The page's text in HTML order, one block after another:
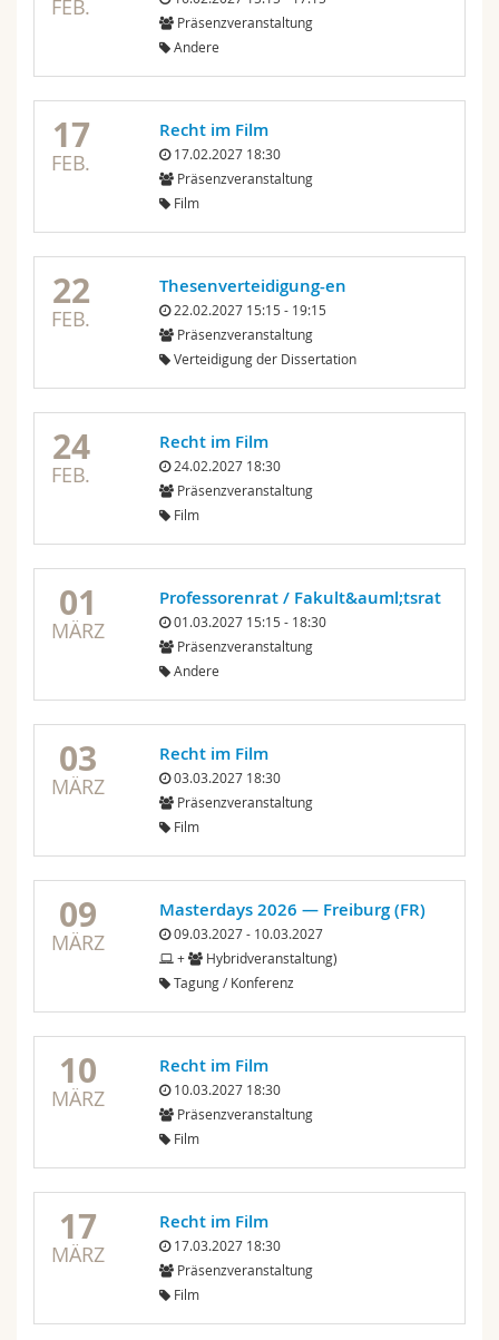
FEB.
Präsenzveranstaltung
Andere
17
FEB.
Recht im Film
17.02.2027 18:30
Präsenzveranstaltung
Film
22
FEB.
Thesenverteidigung-en
22.02.2027 15:15 - 19:15
Präsenzveranstaltung
Verteidigung der Dissertation
24
FEB.
Recht im Film
24.02.2027 18:30
Präsenzveranstaltung
Film
01
MÄRZ
Professorenrat / Fakult&auml;tsrat
01.03.2027 15:15 - 18:30
Präsenzveranstaltung
Andere
03
MÄRZ
Recht im Film
03.03.2027 18:30
Präsenzveranstaltung
Film
09
MÄRZ
Masterdays 2026 — Freiburg (FR)
09.03.2027 - 10.03.2027
+
Hybridveranstaltung)
Tagung / Konferenz
10
MÄRZ
Recht im Film
10.03.2027 18:30
Präsenzveranstaltung
Film
17
MÄRZ
Recht im Film
17.03.2027 18:30
Präsenzveranstaltung
Film